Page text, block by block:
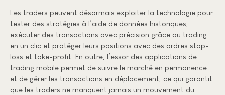
Les traders peuvent désormais exploiter la technologie pour
tester des stratégies à l’aide de données historiques,
exécuter des transactions avec précision grâce au trading
en un clic et protéger leurs positions avec des ordres stop-
loss et take-profit. En outre, l’essor des applications de
trading mobile permet de suivre le marché en permanence
et de gérer les transactions en déplacement, ce qui garantit
que les traders ne manquent jamais un mouvement du